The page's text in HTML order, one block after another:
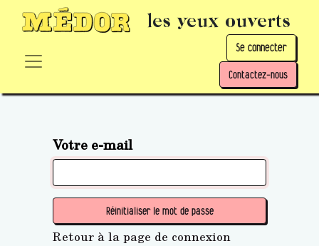
les yeux ouverts
Se connecter
Contactez-nous
Votre e-mail
Réinitialiser le mot de passe
Retour à la page de connexion